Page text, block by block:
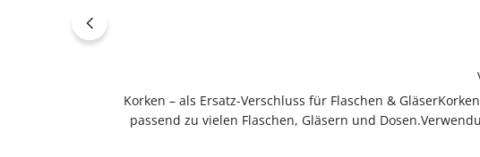
Korken – als Ersatz-Verschluss für Flaschen &
passend zu vielen Flaschen, Gläsern und
Gebrauch.PflegehinweiseNach Gebrauch